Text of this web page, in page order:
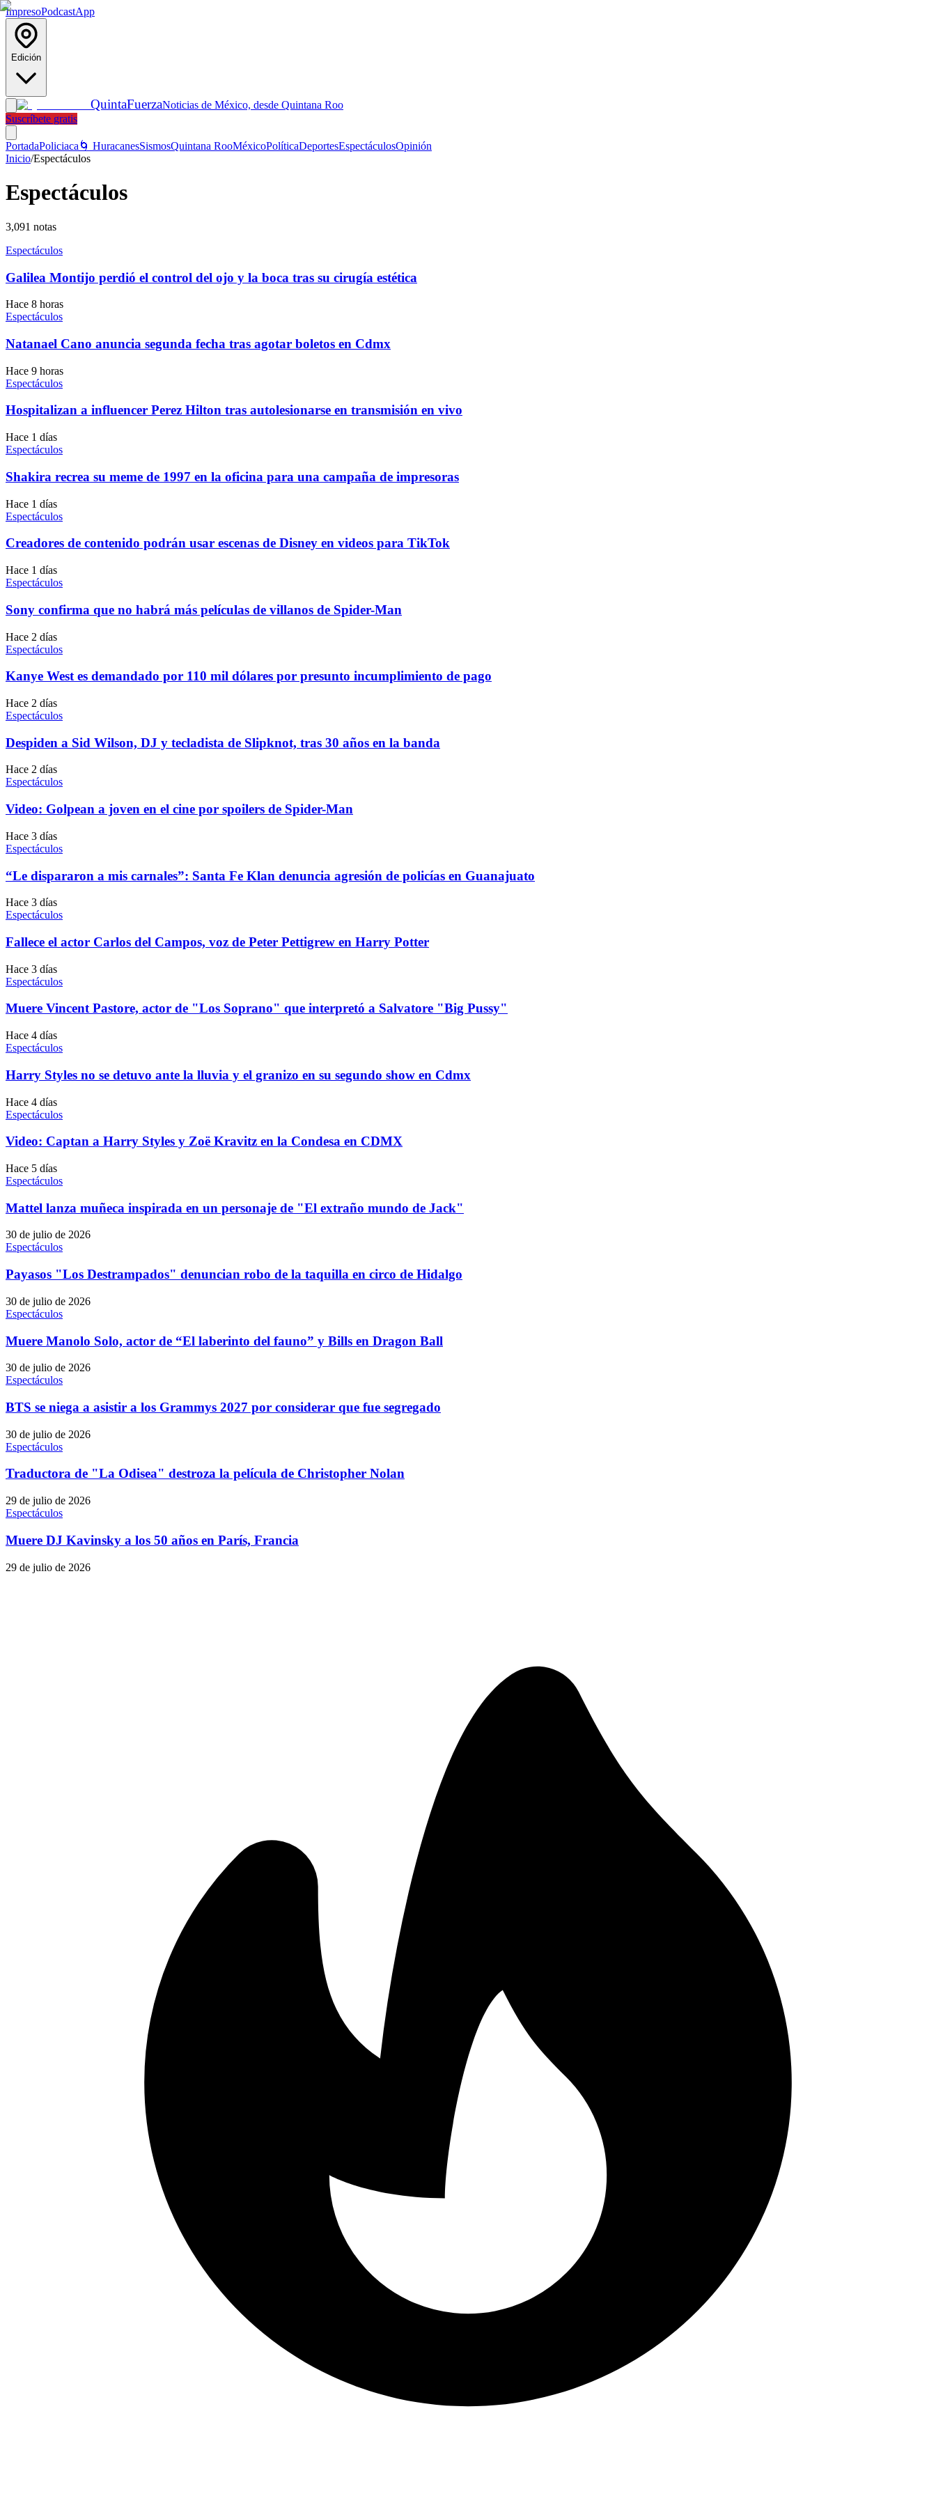
ImpresoPodcastApp
Edición
QuintaFuerzaNoticias de México, desde Quintana Roo
Suscríbete gratis
PortadaPoliciaca 🌀 HuracanesSismosQuintana RooMéxicoPolíticaDeportesEspectáculosOpinión
Inicio/Espectáculos
Espectáculos
3,091 notas
Espectáculos
Galilea Montijo perdió el control del ojo y la boca tras su cirugía estética
Hace 8 horas
Espectáculos
Natanael Cano anuncia segunda fecha tras agotar boletos en Cdmx
Hace 9 horas
Espectáculos
Hospitalizan a influencer Perez Hilton tras autolesionarse en transmisión en vivo
Hace 1 días
Espectáculos
Shakira recrea su meme de 1997 en la oficina para una campaña de impresoras
Hace 1 días
Espectáculos
Creadores de contenido podrán usar escenas de Disney en videos para TikTok
Hace 1 días
Espectáculos
Sony confirma que no habrá más películas de villanos de Spider-Man
Hace 2 días
Espectáculos
Kanye West es demandado por 110 mil dólares por presunto incumplimiento de pago
Hace 2 días
Espectáculos
Despiden a Sid Wilson, DJ y tecladista de Slipknot, tras 30 años en la banda
Hace 2 días
Espectáculos
Video: Golpean a joven en el cine por spoilers de Spider-Man
Hace 3 días
Espectáculos
“Le dispararon a mis carnales”: Santa Fe Klan denuncia agresión de policías en Guanajuato
Hace 3 días
Espectáculos
Fallece el actor Carlos del Campos, voz de Peter Pettigrew en Harry Potter
Hace 3 días
Espectáculos
Muere Vincent Pastore, actor de "Los Soprano" que interpretó a Salvatore "Big Pussy"
Hace 4 días
Espectáculos
Harry Styles no se detuvo ante la lluvia y el granizo en su segundo show en Cdmx
Hace 4 días
Espectáculos
Video: Captan a Harry Styles y Zoë Kravitz en la Condesa en CDMX
Hace 5 días
Espectáculos
Mattel lanza muñeca inspirada en un personaje de "El extraño mundo de Jack"
30 de julio de 2026
Espectáculos
Payasos "Los Destrampados" denuncian robo de la taquilla en circo de Hidalgo
30 de julio de 2026
Espectáculos
Muere Manolo Solo, actor de “El laberinto del fauno” y Bills en Dragon Ball
30 de julio de 2026
Espectáculos
BTS se niega a asistir a los Grammys 2027 por considerar que fue segregado
30 de julio de 2026
Espectáculos
Traductora de "La Odisea" destroza la película de Christopher Nolan
29 de julio de 2026
Espectáculos
Muere DJ Kavinsky a los 50 años en París, Francia
29 de julio de 2026